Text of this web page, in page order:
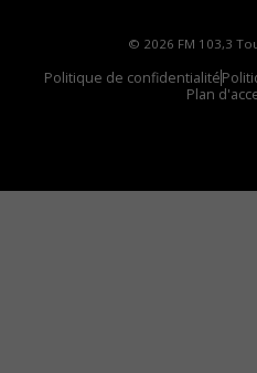
© 2026 FM 103,3
Politique de confidentialité
Plan